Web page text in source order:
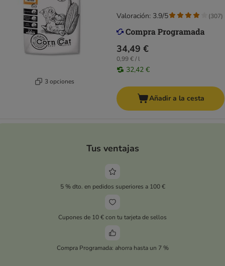
3 opciones
34,49 €
0,99 € / l
32,42 €
Valoración: 3.9/5 (307)
Añadir a la cesta
Tus ventajas
5 % dto. en pedidos superiores a 100 €
Cupones de 10 € con tu tarjeta de sellos
Compra Programada: ahorra hasta un 7 %